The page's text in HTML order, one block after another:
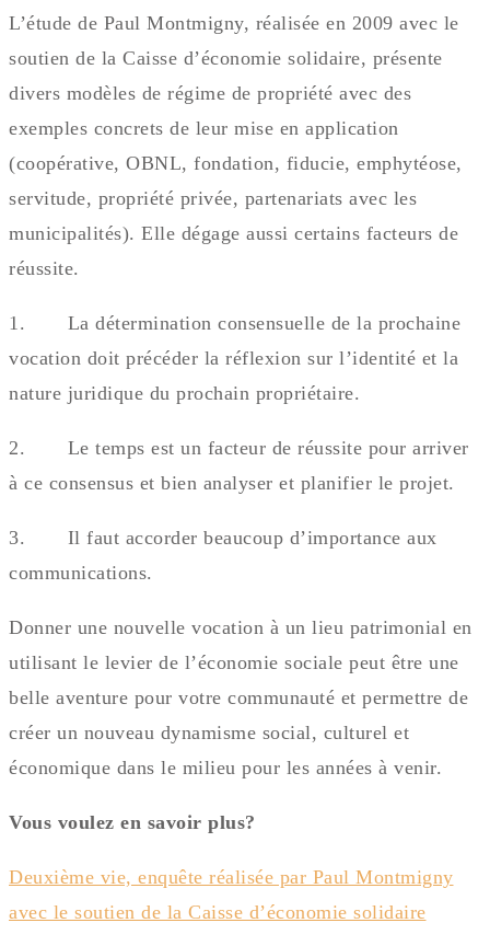
L’étude de Paul Montmigny, réalisée en 2009 avec le
soutien de la Caisse d’économie solidaire, présente
divers modèles de régime de propriété avec des
exemples concrets de leur mise en application
(coopérative, OBNL, fondation, fiducie, emphytéose,
servitude, propriété privée, partenariats avec les
municipalités). Elle dégage aussi certains facteurs de
réussite.
1. La détermination consensuelle de la prochaine
vocation doit précéder la réflexion sur l’identité et la
nature juridique du prochain propriétaire.
2. Le temps est un facteur de réussite pour arriver
à ce consensus et bien analyser et planifier le projet.
3. Il faut accorder beaucoup d’importance aux
communications.
Donner une nouvelle vocation à un lieu patrimonial en
utilisant le levier de l’économie sociale peut être une
belle aventure pour votre communauté et permettre de
créer un nouveau dynamisme social, culturel et
économique dans le milieu pour les années à venir.
Vous voulez en savoir plus?
Deuxième vie, enquête réalisée par Paul Montmigny
avec le soutien de la Caisse d’économie solidaire